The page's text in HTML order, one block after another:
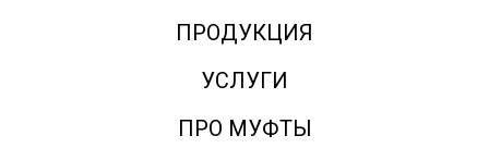
ПРОДУКЦИЯ
УСЛУГИ
ПРО МУФТЫ